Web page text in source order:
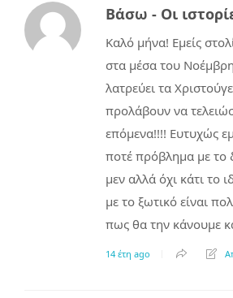
Βάσω - Οι
Καλό μήνα! Εμείς
στα μέσα του
λατρεύει τα
προλάβουν να
επόμενα!!!! Ευτυχώς
ποτέ πρόβλημα με το
μεν αλλά όχι κάτι το
με το ξωτικό είναι
πως θα την κάνουμε
14 έτη ago